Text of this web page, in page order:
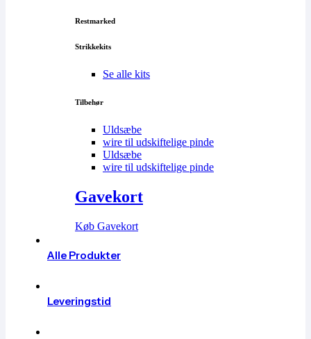
Restmarked
Strikkekits
Se alle kits
Tilbehør
Uldsæbe
wire til udskiftelige pinde
Uldsæbe
wire til udskiftelige pinde
Gavekort
Køb Gavekort
Alle Produkter
Leveringstid